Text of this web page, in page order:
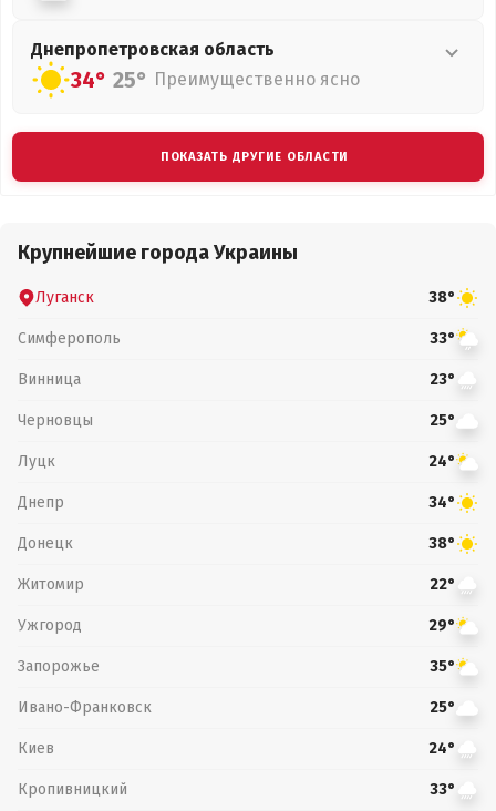
Днепропетровская область
34° 25° Преимущественно ясно
ПОКАЗАТЬ ДРУГИЕ ОБЛАСТИ
Крупнейшие города Украины
Луганск 38°
Симферополь 33°
Винница 23°
Черновцы 25°
Луцк 24°
Днепр 34°
Донецк 38°
Житомир 22°
Ужгород 29°
Запорожье 35°
Ивано-Франковск 25°
Киев 24°
Кропивницкий 33°